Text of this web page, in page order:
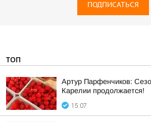
ПОДПИСАТЬСЯ
ТОП
Артур Парфенчиков:
Карелии продолжается!
15:07